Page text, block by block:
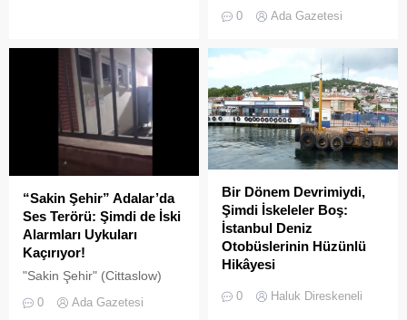
ziyaretçi yoğunluğu, temizlik
hizmetlerindeki aksaklıkları
bir kez daha gözler önüne
serdi.
0 Ada Gazetesi
“Sakin Şehir” Adalar’da
Ses Terörü: Şimdi de İski
Alarmları Uykuları
Kaçırıyor!
"Sakin Şehir" (Cittaslow)
Adalar'da gürültü kirliliği
0 Ada Gazetesi
Bir Dönem Devrimiydi,
Şimdi İskeleler Boş:
İstanbul Deniz
Otobüslerinin Hüzünlü
Hikâyesi
2000’li yılların başında
İstanbul’da deniz ulaşımı,
0 Haluk Direskeneli